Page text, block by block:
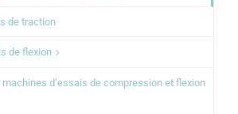
de traction
de flexion
d’essais de compression et flexion